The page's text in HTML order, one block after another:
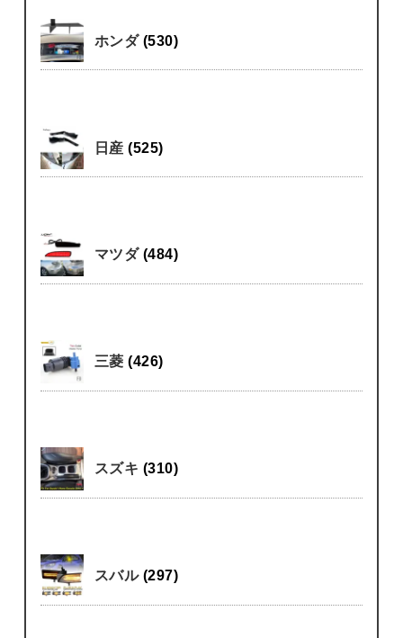
ホンダ (530)
日産(525)
マツダ (484)
三菱(426)
スズキ (310)
スバル (297)